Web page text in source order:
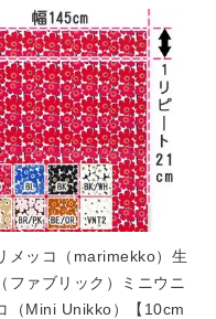
メッコ（marimekko）生
ファブリック）ミニウニ
（Mini Unikko）【10cm